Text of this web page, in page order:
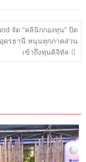
จัด “คลินิกกองทุน” ปิด
ดรธานี หนุนทุกภาคส่วน
เข้าถึงทุนดิจิทัล